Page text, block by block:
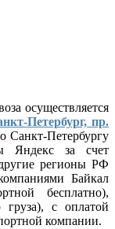
осуществляется
Петербург, пр.
Санкт-Петербургу
Яндекс за счет
регионы РФ
Байкал
бесплатно),
с оплатой
компании.